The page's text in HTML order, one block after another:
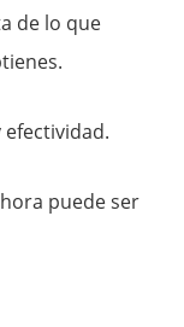
de lo que
efectividad.
puede ser